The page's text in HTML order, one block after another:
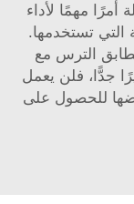
أمرًا مهمًا لأداء
التي تستخدمها.
الترس مع
جدًّا، فلن يعمل
للحصول على